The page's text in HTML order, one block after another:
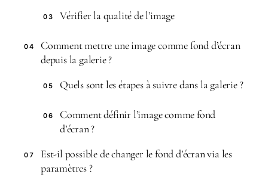
03 Vérifier la qualité de l’image
04
Comment mettre une image comme fond d’écran
depuis la galerie ?
05 Quels sont les étapes à suivre dans la galerie ?
06
Comment définir l’image comme fond
d’écran ?
07
Est-il possible de changer le fond d’écran via les
paramètres ?